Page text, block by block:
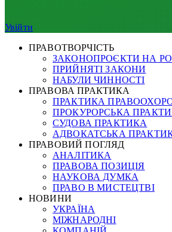
Увійти
ПРАВОТВОРЧІСТЬ
ЗАКОНОПРОЄКТИ НА
ПРИЙНЯТІ ЗАКОНИ
НАБУЛИ ЧИННОСТІ
ПРАВОВА ПРАКТИКА
ПРАКТИКА
ПРОКУРОРСЬКА
СУДОВА ПРАКТИКА
АДВОКАТСЬКА
ПРАВОВИЙ ПОГЛЯД
АНАЛІТИКА
ПРАВОВА ПОЗИЦІЯ
НАУКОВА ДУМКА
ПРАВО В МИСТЕЦТВІ
НОВИНИ
УКРАЇНА
МІЖНАРОДНІ